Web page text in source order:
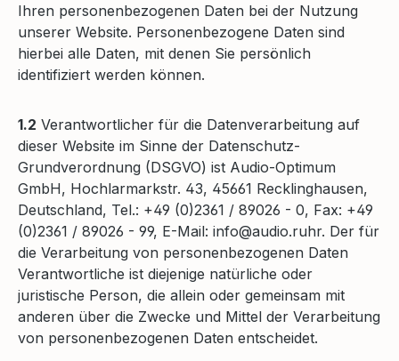
Ihren personenbezogenen Daten bei der Nutzung
unserer Website. Personenbezogene Daten sind
hierbei alle Daten, mit denen Sie persönlich
identifiziert werden können.
1.2 Verantwortlicher für die Datenverarbeitung auf
dieser Website im Sinne der Datenschutz-
Grundverordnung (DSGVO) ist Audio-Optimum
GmbH, Hochlarmarkstr. 43, 45661 Recklinghausen,
Deutschland, Tel.: +49 (0)2361 / 89026 - 0, Fax: +49
(0)2361 / 89026 - 99, E-Mail: info@audio.ruhr. Der für
die Verarbeitung von personenbezogenen Daten
Verantwortliche ist diejenige natürliche oder
juristische Person, die allein oder gemeinsam mit
anderen über die Zwecke und Mittel der Verarbeitung
von personenbezogenen Daten entscheidet.